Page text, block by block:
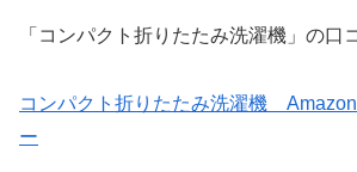
「コンパクト折りたたみ洗濯機」の口
コンパクト折りたたみ洗濯機 Amazon
ー